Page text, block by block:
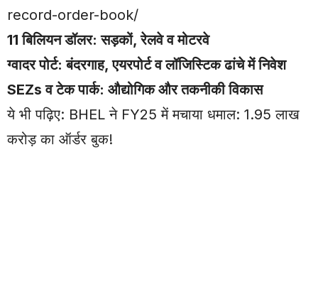
record-order-book/
11 बिलियन डॉलर: सड़कों,रेलवे व मोटरवे
ग्वादर पोर्ट: बंदरगाह,एयरपोर्ट व लॉजिस्टिक ढांचे में निवेश
SEZsव टेक पार्क: औद्योगिक और तकनीकी विकास
ये भी पढ़िए: BHEL ने FY25 में मचाया धमाल: 1.95 लाख
करोड़ का ऑर्डर बुक!